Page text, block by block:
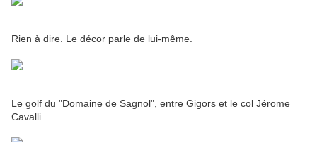
Rien à dire. Le décor parle de lui-même.
Le golf du "Domaine de Sagnol", entre Gigors et le col Jérome
Cavalli.